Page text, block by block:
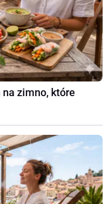
na zimno, które